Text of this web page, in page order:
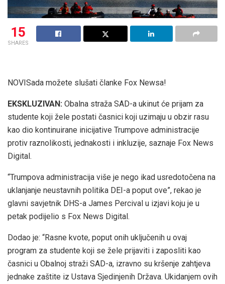
15
SHARES
NOVISada možete slušati članke Fox Newsa!
EKSKLUZIVAN: Obalna straža SAD-a ukinut će prijam za
studente koji žele postati časnici koji uzimaju u obzir rasu
kao dio kontinuirane inicijative Trumpove administracije
protiv raznolikosti, jednakosti i inkluzije, saznaje Fox News
Digital.
“Trumpova administracija više je nego ikad usredotočena na
uklanjanje neustavnih politika DEI-a poput ove”, rekao je
glavni savjetnik DHS-a James Percival u izjavi koju je u
petak podijelio s Fox News Digital.
Dodao je: “Rasne kvote, poput onih uključenih u ovaj
program za studente koji se žele prijaviti i zaposliti kao
časnici u Obalnoj straži SAD-a, izravno su kršenje zahtjeva
jednake zaštite iz Ustava Sjedinjenih Država. Ukidanjem ovih